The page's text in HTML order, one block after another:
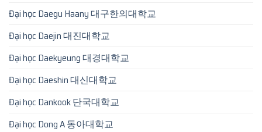
Đại học Daegu Haany 대구한의대학교
Đại học Daejin 대진대학교
Đại học Daekyeung 대경대학교
Đại học Daeshin 대신대학교
Đại học Dankook 단국대학교
Đại học Dong A 동아대학교